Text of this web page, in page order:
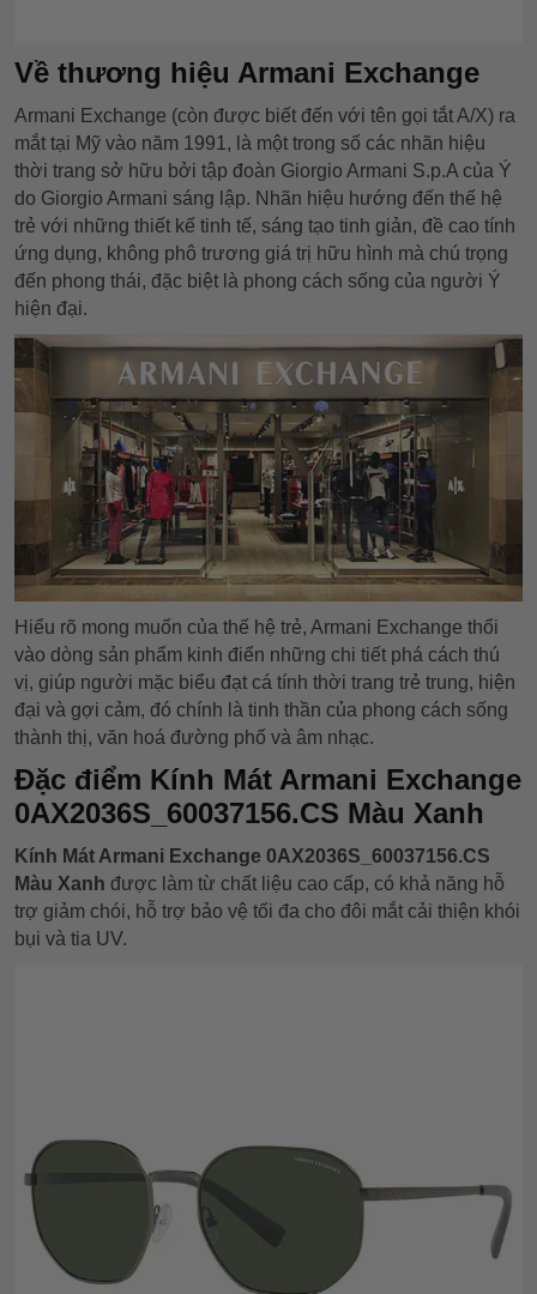
Về thương hiệu Armani Exchange
Armani Exchange (còn được biết đến với tên gọi tắt A/X) ra
mắt tại Mỹ vào năm 1991, là một trong số các nhãn hiệu
thời trang sở hữu bởi tập đoàn Giorgio Armani S.p.A của Ý
do Giorgio Armani sáng lập. Nhãn hiệu hướng đến thế hệ
trẻ với những thiết kế tinh tế, sáng tạo tinh giản, đề cao tính
ứng dụng, không phô trương giá trị hữu hình mà chú trọng
đến phong thái, đặc biệt là phong cách sống của người Ý
hiện đại.
Hiểu rõ mong muốn của thế hệ trẻ, Armani Exchange thổi
vào dòng sản phẩm kinh điển những chi tiết phá cách thú
vị, giúp người mặc biểu đạt cá tính thời trang trẻ trung, hiện
đại và gợi cảm, đó chính là tinh thần của phong cách sống
thành thị, văn hoá đường phố và âm nhạc.
Đặc điểm Kính Mát Armani Exchange
0AX2036S_60037156.CS Màu Xanh
Kính Mát Armani Exchange 0AX2036S_60037156.CS
Màu Xanh được làm từ chất liệu cao cấp, có khả năng hỗ
trợ giảm chói, hỗ trợ bảo vệ tối đa cho đôi mắt cải thiện khói
bụi và tia UV.